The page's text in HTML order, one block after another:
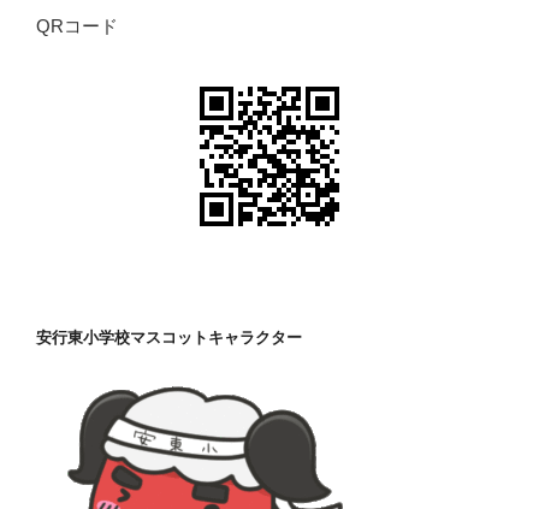
QRコード
安行東小学校マスコットキャラクター